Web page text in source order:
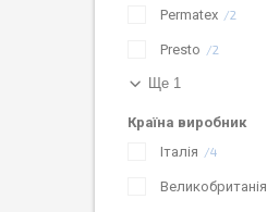
Permatex 2
Presto 2
Ще 1
Країна виробник
Італія
4
Великобританія